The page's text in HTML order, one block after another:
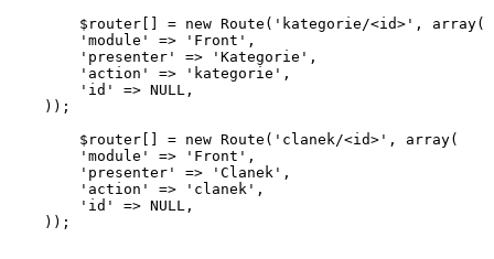
        'module' => 'Front',
        'presenter' => 'Kategorie',
        'action' => 'kategorie',
        'id' => NULL,
    ));
        'module' => 'Front',
        'presenter' => 'Clanek',
        'action' => 'clanek',
        'id' => NULL,
    ));